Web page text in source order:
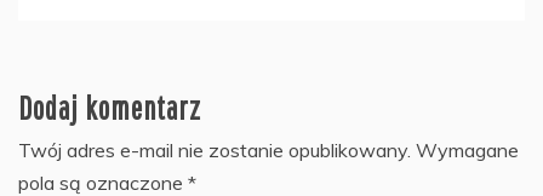
Dodaj komentarz
Twój adres e-mail nie zostanie opublikowany. Wymagane
pola są oznaczone *